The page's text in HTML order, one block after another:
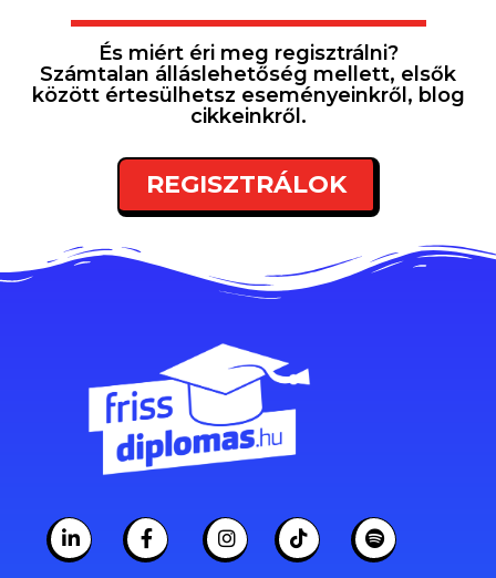
És miért éri meg regisztrálni?
Számtalan álláslehetőség mellett, elsők
között értesülhetsz eseményeinkről, blog
cikkeinkről.
REGISZTRÁLOK